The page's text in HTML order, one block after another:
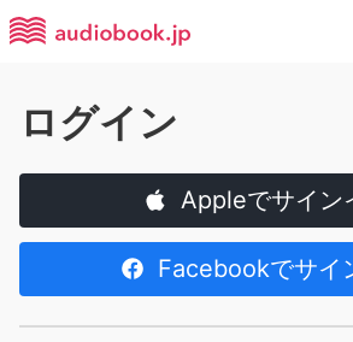
ログイン
Appleでサイン
Facebookでサイ